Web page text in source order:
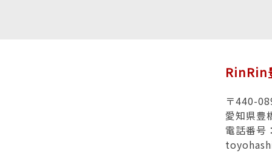
RinRin
〒440-
愛知県豊
電話番号